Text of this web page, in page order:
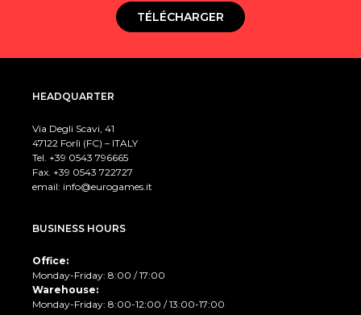
TÉLÉCHARGER
HEADQUARTER
Via Degli Scavi, 41
47122 Forlì (FC) – ITALY
Tel. +39 0543 796665
Fax. +39 0543 722727
email: info@eurogames.it
BUSINESS HOURS
Office:
Monday-Friday: 8:00 / 17:00
Warehouse:
Monday-Friday: 8:00-12:00 / 13:00-17:00